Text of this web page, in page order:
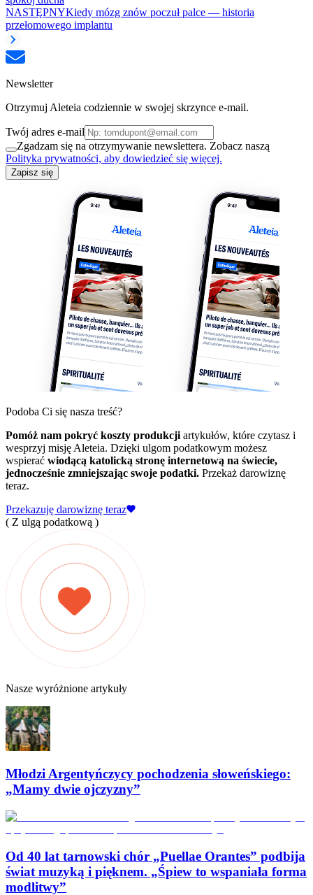
NASTĘPNYKiedy mózg znów poczuł palce — historia
przełomowego implantu
Newsletter
Otrzymuj Aleteia codziennie w swojej skrzynce e-mail.
Twój adres e-mail
Zgadzam się na otrzymywanie newslettera. Zobacz naszą
Polityka prywatności, aby dowiedzieć się więcej.
Zapisz się
Podoba Ci się nasza treść?
Pomóż nam pokryć koszty produkcji artykułów, które czytasz i
wesprzyj misję Aleteia. Dzięki ulgom podatkowym możesz
wspierać wiodącą katolicką stronę internetową na świecie,
jednocześnie zmniejszając swoje podatki. Przekaż darowiznę
teraz.
Przekazuję darowiznę teraz
( Z ulgą podatkową )
Nasze wyróżnione artykuły
Młodzi Argentyńczycy pochodzenia słoweńskiego:
„Mamy dwie ojczyzny”
Od 40 lat tarnowski chór „Puellae Orantes” podbija
świat muzyką i pięknem. „Śpiew to wspaniała forma
modlitwy”